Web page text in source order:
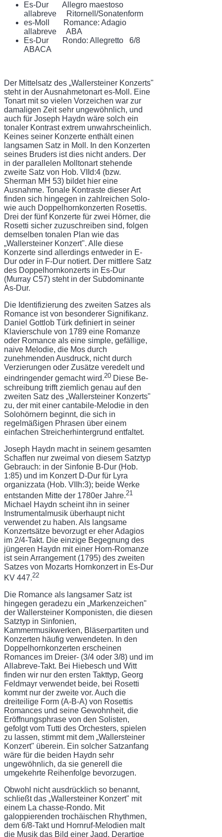
Es-Dur Allegro maestoso
allabreve Ritornell/Sonatenform
es-Moll Romance: Adagio
allabreve ABA
Es-Dur Rondo: Allegretto 6/8
ABACA
Der Mittelsatz des „Wallersteiner Konzerts"
steht in der Ausnahmetonart es-Moll. Eine
Tonart mit so vielen Vorzeichen war zur
damaligen Zeit sehr ungewöhnlich, und
auch für Joseph Haydn wäre solch ein
tonaler Kontrast extrem unwahrscheinlich.
Keines seiner Konzerte enthält einen
langsamen Satz in Moll. In den Konzerten
seines Bruders ist dies nicht anders. Der
in der parallelen Molltonart stehende
zweite Satz von Hob. VIId:4 (bzw.
Sherman MH 53) bildet hier eine
Ausnahme. Tonale Kontraste dieser Art
finden sich hin­gegen in zahlreichen Solo-
wie auch Doppelhornkonzerten Rosettis.
Drei der fünf Kon­zerte für zwei Hörner, die
Rosetti sicher zuzuschreiben sind, folgen
demselben tonalen Plan wie das
„Wallersteiner Konzert". Alle diese
Konzerte sind allerdings entweder in E-
Dur oder in F-Dur notiert. Der mittlere Satz
des Doppelhornkonzerts in Es-Dur
(Murray C57) steht in der Subdominante
As-Dur.
Die Identifizierung des zweiten Satzes als
Romance ist von besonderer Signifikanz.
Daniel Gottlob Türk definiert in seiner
Klavierschule von 1789 eine Romanze
oder Romance als eine simple, gefällige,
naive Melodie, die Mos durch
zunehmenden Ausdruck, nicht durch
Verzierungen oder Zusätze veredelt und
eindringender gemacht wird.20 Diese Be­
schreibung trifft ziemlich genau auf den
zweiten Satz des „Wallersteiner Konzerts"
zu, der mit einer cantabile-Melodie in den
Solohörnern beginnt, die sich in
regelmäßigen Phrasen über einem
einfachen Streicherhintergrund entfaltet.
Joseph Haydn macht in seinem gesamten
Schaffen nur zweimal von diesem Satztyp
Gebrauch: in der Sinfonie B-Dur (Hob.
1:85) und im Konzert D-Dur für Lyra
organizzata (Hob. VIIh:3); beide Werke
entstanden Mitte der 1780er Jahre.21
Michael Haydn scheint ihn in seiner
Instrumentalmusik überhaupt nicht
verwendet zu haben. Als langsame
Konzert­sätze bevorzugt er eher Adagios
im 2/4-Takt. Die einzige Begegnung des
jüngeren Haydn mit einer Horn-Romanze
ist sein Arrangement (1795) des zweiten
Satzes von Mozarts Hornkonzert in Es-Dur
KV 447.22
Die Romance als langsamer Satz ist
hingegen geradezu ein „Markenzeichen"
der Wal­lersteiner Komponisten, die diesen
Satztyp in Sinfonien,
Kammermusikwerken, Bläser­partiten und
Konzerten häufig verwendeten. In den
Doppelhornkonzerten erscheinen
Romances im Dreier- (3/4 oder 3/8) und im
Allabreve-Takt. Bei Hiebesch und Witt
finden wir nur den ersten Takttyp, Georg
Feldmayr verwendet beide, bei Rosetti
kommt nur der zweite vor. Auch die
dreiteilige Form (A-B-A) von Rosettis
Romances und seine Ge­wohnheit, die
Eröffnungsphrase von den Solisten,
gefolgt vom Tutti des Orchesters, spie­len
zu lassen, stimmt mit dem „Wallersteiner
Konzert" überein. Ein solcher Satzanfang
wäre für die beiden Haydn sehr
ungewöhnlich, da sie generell die
umgekehrte Reihenfolge bevorzugen.
Obwohl nicht ausdrücklich so benannt,
schließt das „Wallersteiner Konzert" mit
einem La chasse-Rondo. Mit
galoppierenden trochäischen Rhythmen,
dem 6/8-Takt und Horn­ruf-Melodien malt
die Musik das Bild einer Jagd. Derartige